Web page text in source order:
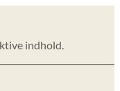
indhold.